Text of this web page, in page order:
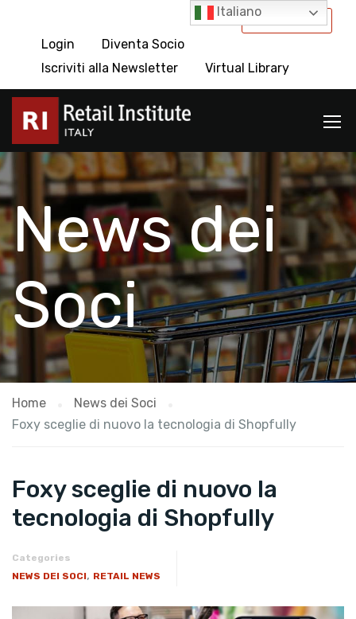
International
Login
Diventa Socio
Iscriviti alla Newsletter
Virtual Library
News dei
Soci
Home
News dei Soci
​Foxy sceglie di nuovo la tecnologia di Shopfully
​Foxy sceglie di nuovo la
tecnologia di Shopfully
Categories
NEWS DEI SOCI, RETAIL NEWS
Italiano